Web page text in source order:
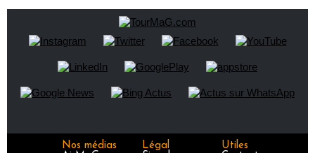
Nos médias
Légal
Utiles